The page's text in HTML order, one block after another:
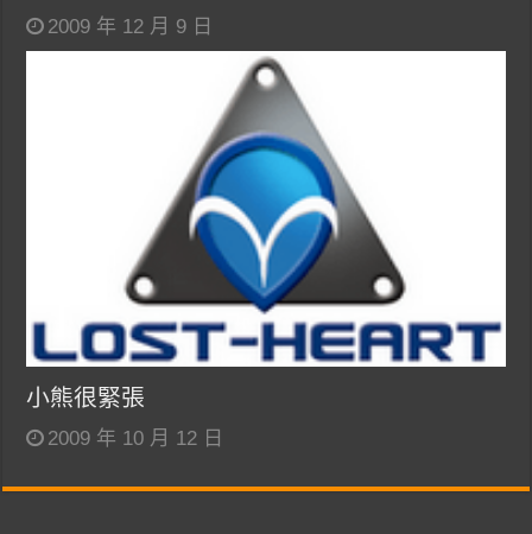
2009 年 12 月 9 日
小熊很緊張
2009 年 10 月 12 日